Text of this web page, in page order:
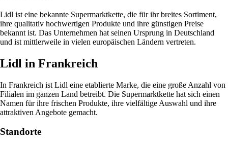
Lidl ist eine bekannte Supermarktkette, die für ihr breites Sortiment,
ihre qualitativ hochwertigen Produkte und ihre günstigen Preise
bekannt ist. Das Unternehmen hat seinen Ursprung in Deutschland
und ist mittlerweile in vielen europäischen Ländern vertreten.
Lidl in Frankreich
In Frankreich ist Lidl eine etablierte Marke, die eine große Anzahl von
Filialen im ganzen Land betreibt. Die Supermarktkette hat sich einen
Namen für ihre frischen Produkte, ihre vielfältige Auswahl und ihre
attraktiven Angebote gemacht.
Standorte